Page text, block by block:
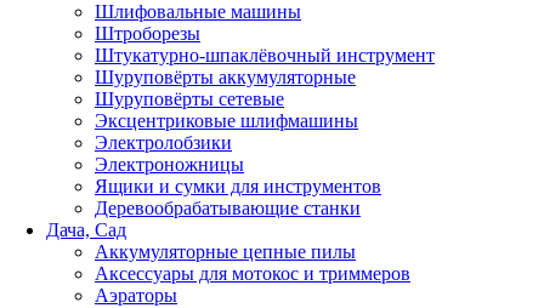
Шлифовальные машины
Штроборезы
Штукатурно-шпаклёвочный инструмент
Шуруповёрты аккумуляторные
Шуруповёрты сетевые
Эксцентриковые шлифмашины
Электролобзики
Электроножницы
Ящики и сумки для инструментов
Деревообрабатывающие станки
Дача, Сад
Аккумуляторные цепные пилы
Аксессуары для мотокос и триммеров
Аэраторы